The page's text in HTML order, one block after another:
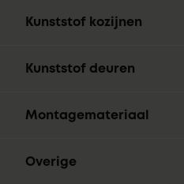
Kunststof kozijnen
Kunststof deuren
Montagemateriaal
Overige